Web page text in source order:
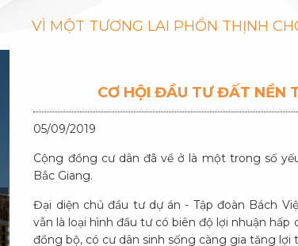
VÌ MỘT TƯƠNG LAI PHỒN THỊNH
CƠ HỘI ĐẦU TƯ ĐẤT NỀN
05/09/2019
Cộng đồng cư dân đã về ở là một trong số
Bắc Giang.
Đại diện chủ đầu tư dự án - Tập đoàn Bách
vẫn là loại hình đầu tư có biên độ lợi nhuận
đồng bộ, có cư dân sinh sống càng gia tăng lợi